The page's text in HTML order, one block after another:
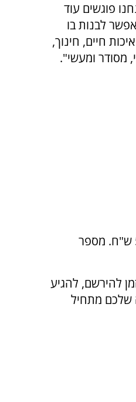
פוגשים עוד
לבנות בו
חיים, חינוך,
ומעשי".
למופע יעלה 80 ש"ח ליחיד ו-150 ש"ח לזוג, ולמשרתי מילואים תינתן הנחה של 50 ש"ח. מספר
להירשם, להגיע
שלכם מתחיל